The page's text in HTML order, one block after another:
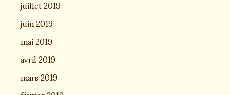
juillet 2019
juin 2019
mai 2019
avril 2019
mars 2019